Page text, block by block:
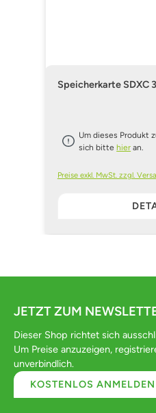
Speicherkarte SDXC
Um dieses Produkt
sich bittehier an.
Preise exkl. MwSt. zzgl.
JETZT ZUM
Dieser Shop richtet sich
Um Preise anzuzeigen,
unverbindlich.
KOSTENLOS ANMELDEN